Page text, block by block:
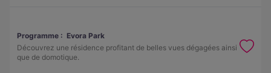
Programme : Evora Park
Découvrez une résidence profitant de belles vues dégagées ainsi
que de domotique.